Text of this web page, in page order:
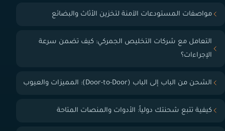
مواصفات المستودعات الآمنة لتخزين الأثاث والبضائع
التعامل مع شركات التخليص الجمركي: كيف تضمن سرعة
الإجراءات؟
الشحن من الباب إلى الباب (Door-to-Door): المميزات والعيوب
كيفية تتبع شحنتك دولياً: الأدوات والمنصات المتاحة